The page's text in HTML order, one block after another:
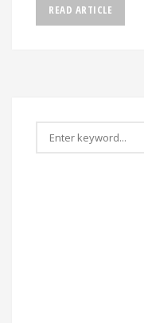
READ ARTICLE